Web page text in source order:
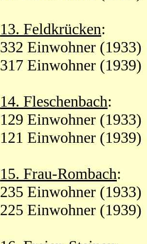
13. Feldkrücken:
332 Einwohner (1933)
317 Einwohner (1939)
14. Fleschenbach:
129 Einwohner (1933)
121 Einwohner (1939)
15. Frau-Rombach:
235 Einwohner (1933)
225 Einwohner (1939)